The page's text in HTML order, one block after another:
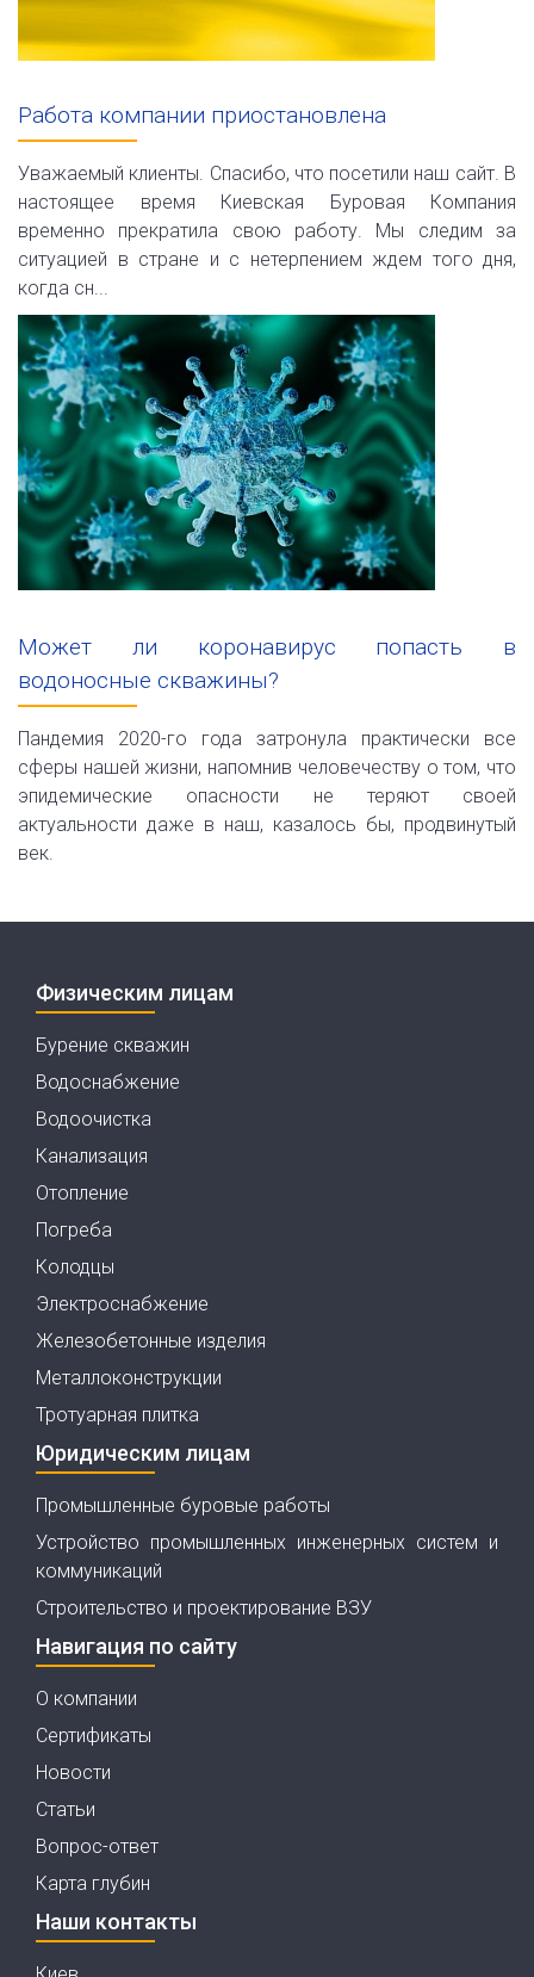
Работа компании приостановлена
Уважаемый клиенты. Спасибо, что посетили наш сайт. В
настоящее время Киевская Буровая Компания
временно прекратила свою работу. Мы следим за
ситуацией в стране и с нетерпением ждем того дня,
когда сн...
Может ли коронавирус попасть в
водоносные скважины?
Пандемия 2020-го года затронула практически все
сферы нашей жизни, напомнив человечеству о том, что
эпидемические опасности не теряют своей
актуальности даже в наш, казалось бы, продвинутый
век.
Физическим лицам
Бурение скважин
Водоснабжение
Водоочистка
Канализация
Отопление
Погреба
Колодцы
Электроснабжение
Железобетонные изделия
Металлоконструкции
Тротуарная плитка
Юридическим лицам
Промышленные буровые работы
Устройство промышленных инженерных систем и
коммуникаций
Строительство и проектирование ВЗУ
Навигация по сайту
О компании
Сертификаты
Новости
Статьи
Вопрос-ответ
Карта глубин
Наши контакты